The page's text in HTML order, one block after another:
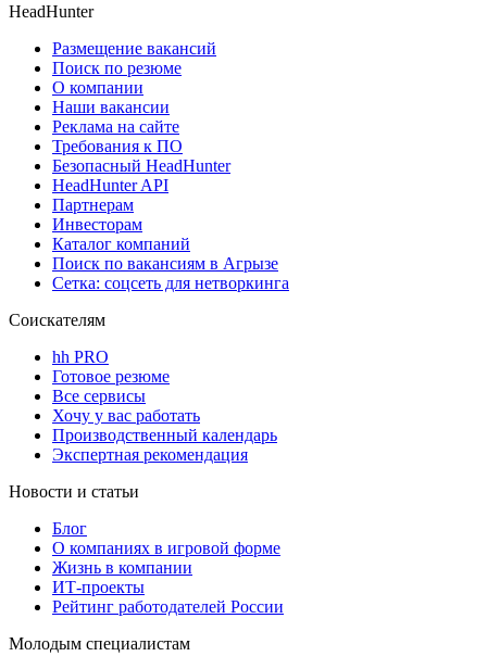
HeadHunter
Размещение вакансий
Поиск по резюме
О компании
Наши вакансии
Реклама на сайте
Требования к ПО
Безопасный HeadHunter
HeadHunter API
Партнерам
Инвесторам
Каталог компаний
Поиск по вакансиям в Агрызе
Сетка: соцсеть для нетворкинга
Соискателям
hh PRO
Готовое резюме
Все сервисы
Хочу у вас работать
Производственный календарь
Экспертная рекомендация
Новости и статьи
Блог
О компаниях в игровой форме
Жизнь в компании
ИТ-проекты
Рейтинг работодателей России
Молодым специалистам